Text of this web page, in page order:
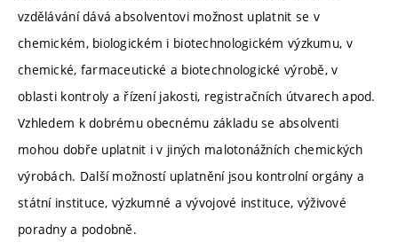
vzdělávání dává absolventovi možnost uplatnit se v
chemickém, biologickém i biotechnologickém výzkumu, v
chemické, farmaceutické a biotechnologické výrobě, v
oblasti kontroly a řízení jakosti, registračních útvarech apod.
Vzhledem k dobrému obecnému základu se absolventi
mohou dobře uplatnit i v jiných malotonážních chemických
výrobách. Další možností uplatnění jsou kontrolní orgány a
státní instituce, výzkumné a vývojové instituce, výživové
poradny a podobně.